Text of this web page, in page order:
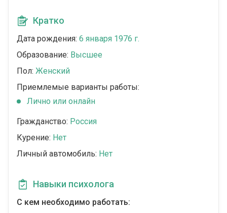
Кратко
Дата рождения: 6 января 1976 г.
Образование: Высшее
Пол: Женский
Приемлемые варианты работы:
Лично или онлайн
Гражданство: Россия
Курение: Нет
Личный автомобиль: Нет
Навыки психолога
С кем необходимо работать: